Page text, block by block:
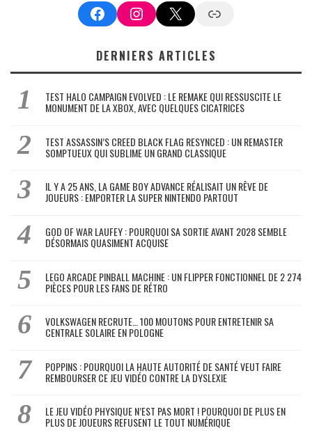
FacebookInstagram
X Google News
DERNIERS ARTICLES
TEST HALO CAMPAIGN EVOLVED : LE REMAKE QUI RESSUSCITE LE
MONUMENT DE LA XBOX, AVEC QUELQUES CICATRICES
TEST ASSASSIN’S CREED BLACK FLAG RESYNCED : UN REMASTER
SOMPTUEUX QUI SUBLIME UN GRAND CLASSIQUE
IL Y A 25 ANS, LA GAME BOY ADVANCE RÉALISAIT UN RÊVE DE
JOUEURS : EMPORTER LA SUPER NINTENDO PARTOUT
GOD OF WAR LAUFEY : POURQUOI SA SORTIE AVANT 2028 SEMBLE
DÉSORMAIS QUASIMENT ACQUISE
LEGO ARCADE PINBALL MACHINE : UN FLIPPER FONCTIONNEL DE 2 274
PIÈCES POUR LES FANS DE RÉTRO
VOLKSWAGEN RECRUTE… 100 MOUTONS POUR ENTRETENIR SA
CENTRALE SOLAIRE EN POLOGNE
POPPINS : POURQUOI LA HAUTE AUTORITÉ DE SANTÉ VEUT FAIRE
REMBOURSER CE JEU VIDÉO CONTRE LA DYSLEXIE
LE JEU VIDÉO PHYSIQUE N’EST PAS MORT ! POURQUOI DE PLUS EN
PLUS DE JOUEURS REFUSENT LE TOUT NUMÉRIQUE